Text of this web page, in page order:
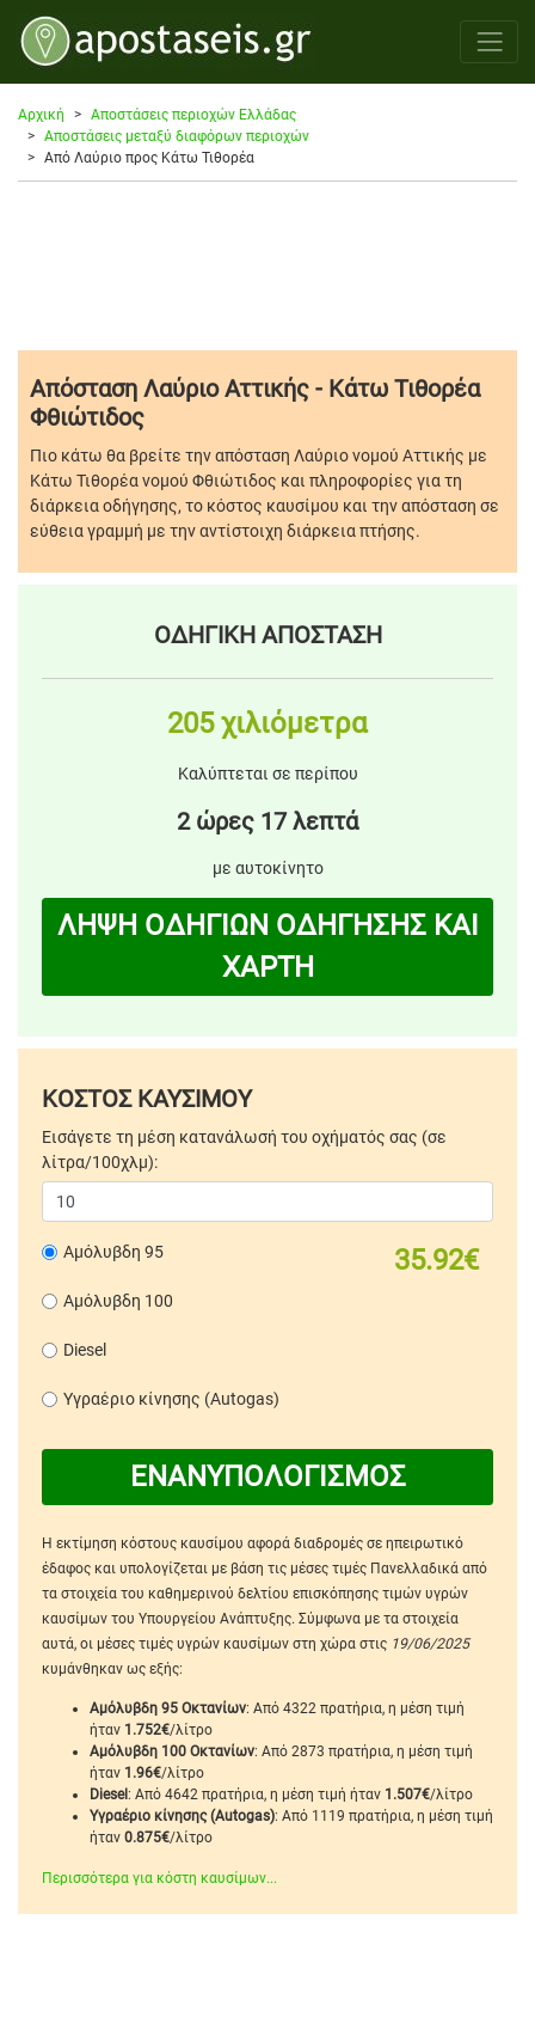
Αρχική
Αποστάσεις περιοχών Ελλάδας
Αποστάσεις μεταξύ διαφόρων περιοχών
Από Λαύριο προς Κάτω Τιθορέα
Απόσταση Λαύριο Αττικής - Κάτω Τιθορέα
Φθιώτιδος
Πιο κάτω θα βρείτε την απόσταση Λαύριο νομού Αττικής με
Κάτω Τιθορέα νομού Φθιώτιδος και πληροφορίες για τη
διάρκεια οδήγησης, το κόστος καυσίμου και την απόσταση σε
εύθεια γραμμή με την αντίστοιχη διάρκεια πτήσης.
ΟΔΗΓΙΚΗ ΑΠΟΣΤΑΣΗ
205 χιλιόμετρα
Καλύπτεται σε περίπου
2 ώρες 17 λεπτά
με αυτοκίνητο
ΛΗΨΗ ΟΔΗΓΙΩΝ ΟΔΗΓΗΣΗΣ ΚΑΙ
ΧΑΡΤΗ
ΚΟΣΤΟΣ ΚΑΥΣΙΜΟΥ
Εισάγετε τη μέση κατανάλωσή του οχήματός σας (σε
λίτρα/100χλμ):
35.92€
Αμόλυβδη 95
Αμόλυβδη 100
Diesel
Υγραέριο κίνησης (Autogas)
ΕΝΑΝΥΠΟΛΟΓΙΣΜΟΣ
Η εκτίμηση κόστους καυσίμου αφορά διαδρομές σε ηπειρωτικό
έδαφος και υπολογίζεται με βάση τις μέσες τιμές Πανελλαδικά από
τα στοιχεία του καθημερινού δελτίου επισκόπησης τιμών υγρών
καυσίμων του Υπουργείου Ανάπτυξης. Σύμφωνα με τα στοιχεία
αυτά, οι μέσες τιμές υγρών καυσίμων στη χώρα στις 19/06/2025
κυμάνθηκαν ως εξής:
Αμόλυβδη 95 Οκτανίων: Από 4322 πρατήρια, η μέση τιμή
ήταν 1.752€/λίτρο
Αμόλυβδη 100 Οκτανίων: Από 2873 πρατήρια, η μέση τιμή
ήταν 1.96€/λίτρο
Diesel: Από 4642 πρατήρια, η μέση τιμή ήταν 1.507€/λίτρο
Υγραέριο κίνησης (Autogas): Από 1119 πρατήρια, η μέση τιμή
ήταν 0.875€/λίτρο
Περισσότερα για κόστη καυσίμων...